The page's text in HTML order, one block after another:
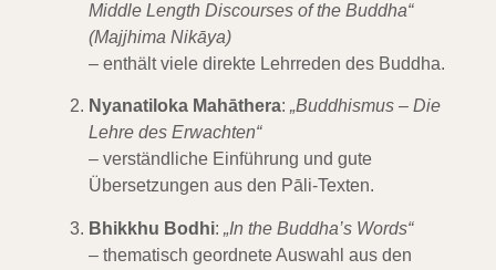
Middle Length Discourses of the Buddha“
(Majjhima Nikāya)
– enthält viele direkte Lehrreden des Buddha.
Nyanatiloka Mahāthera: „Buddhismus – Die
Lehre des Erwachten“
– verständliche Einführung und gute
Übersetzungen aus den Pāli-Texten.
Bhikkhu Bodhi: „In the Buddha’s Words“
– thematisch geordnete Auswahl aus den